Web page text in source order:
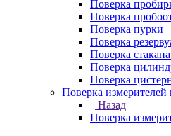
Поверка
Поверка
Поверка пурки
Поверка
Поверка
Поверка
Поверка
Поверка
Назад
Поверка